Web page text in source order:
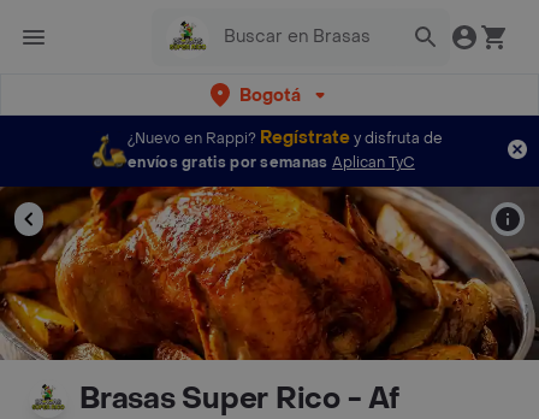
Bogotá
¿Nuevo en Rappi? Regístratey disfruta de
envíos gratis por semanas Aplican TyC
Brasas Super Rico - Af